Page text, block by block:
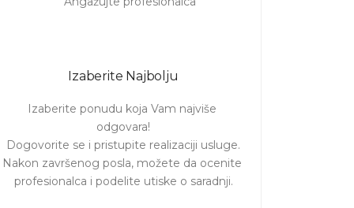
Izaberite Najbolju
Izaberite ponudu koja Vam najviše
odgovara!
Dogovorite se i pristupite realizaciji usluge.
Nakon završenog posla, možete da ocenite
profesionalca i podelite utiske o saradnji.